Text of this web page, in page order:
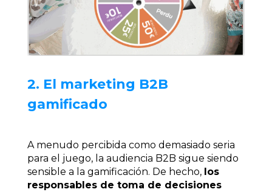
2. El marketing B2B
gamificado
A menudo percibida como demasiado seria
para el juego, la audiencia B2B sigue siendo
sensible a la gamificación. De hecho, los
responsables de toma de decisiones